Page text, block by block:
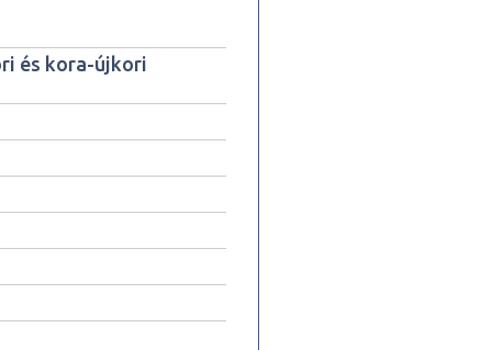
és kora-újkori